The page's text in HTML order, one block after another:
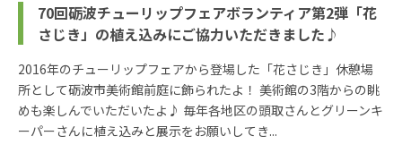
70回砺波チューリップフェアボランティア第2弾「花
さじき」の植え込みにご協力いただきました♪
2016年のチューリップフェアから登場した「花さじき」休憩場
所として砺波市美術館前庭に飾られたよ！ 美術館の3階からの眺
めも楽しんでいただいたよ♪ 毎年各地区の頭取さんとグリーンキ
ーパーさんに植え込みと展示をお願いしてき...